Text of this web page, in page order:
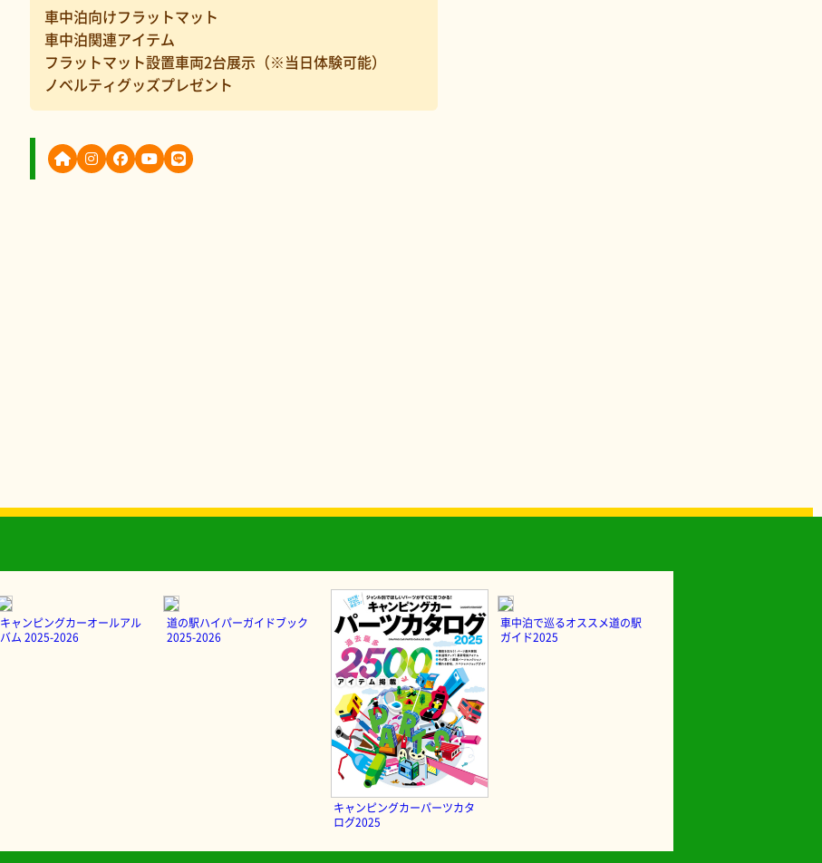
車中泊向けフラットマット
車中泊関連アイテム
フラットマット設置車両2台展示（※当日体験可能）
ノベルティグッズプレゼント
キャンピングカーオールアル
バム 2025-2026
道の駅ハイパーガイドブック
2025-2026
キャンピングカーパーツカタ
ログ2025
車中泊で巡るオススメ道の駅
ガイド2025